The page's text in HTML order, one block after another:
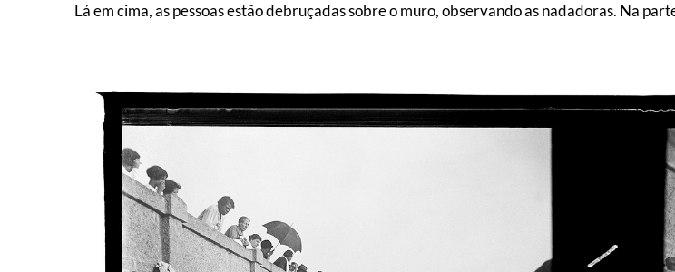
Lá em cima, as pessoas estão debruçadas sobre o muro, observando as nadadoras. Na